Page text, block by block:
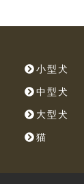
小型犬
中型犬
大型犬
猫